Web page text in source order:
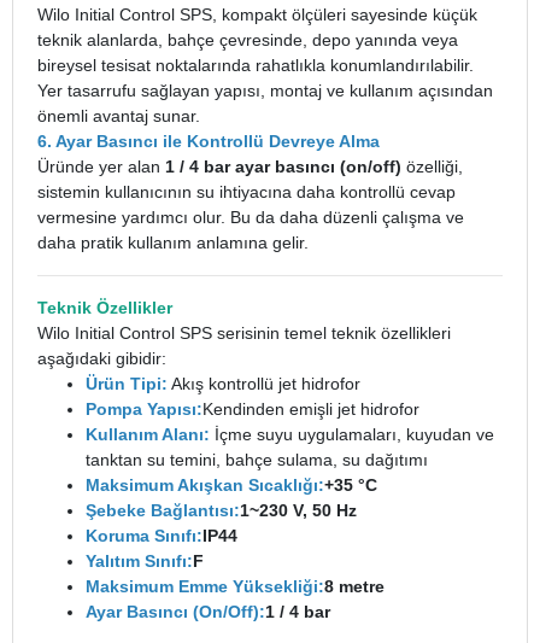
Wilo Initial Control SPS, kompakt ölçüleri sayesinde küçük
teknik alanlarda, bahçe çevresinde, depo yanında veya
bireysel tesisat noktalarında rahatlıkla konumlandırılabilir.
Yer tasarrufu sağlayan yapısı, montaj ve kullanım açısından
önemli avantaj sunar.
6. Ayar Basıncı ile Kontrollü Devreye Alma
Üründe yer alan 1 / 4 bar ayar basıncı (on/off) özelliği,
sistemin kullanıcının su ihtiyacına daha kontrollü cevap
vermesine yardımcı olur. Bu da daha düzenli çalışma ve
daha pratik kullanım anlamına gelir.
Teknik Özellikler
Wilo Initial Control SPS serisinin temel teknik özellikleri
aşağıdaki gibidir:
Ürün Tipi: Akış kontrollü jet hidrofor
Pompa Yapısı:Kendinden emişli jet hidrofor
Kullanım Alanı: İçme suyu uygulamaları, kuyudan ve
tanktan su temini, bahçe sulama, su dağıtımı
Maksimum Akışkan Sıcaklığı:+35 °C
Şebeke Bağlantısı:1~230 V, 50 Hz
Koruma Sınıfı:IP44
Yalıtım Sınıfı:F
Maksimum Emme Yüksekliği:8 metre
Ayar Basıncı (On/Off):1 / 4 bar